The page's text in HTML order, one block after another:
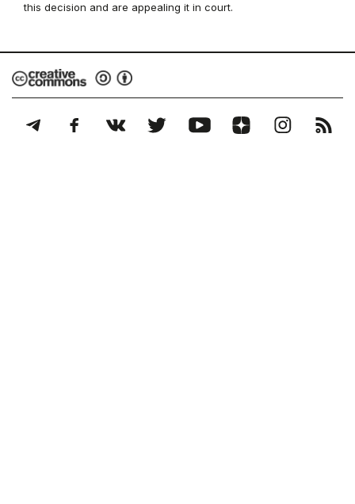
this decision and are appealing it in court.